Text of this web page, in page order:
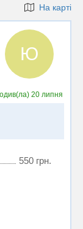
На карті
Ю
20 липня
550 грн.